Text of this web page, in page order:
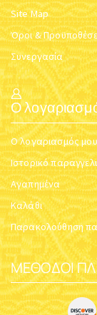
Site Map
Όροι &
Συνεργασία
Ο
Ο λογαριασμός μου
Ιστορικό
Αγαπημένα
Καλάθι
Παρακολούθηση
ΜΈΘΟΔΟΙ